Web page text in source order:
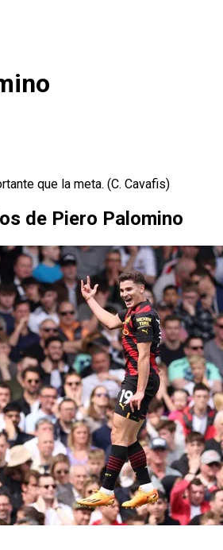
que la meta. (C. Cavafis)
de Piero Palomino